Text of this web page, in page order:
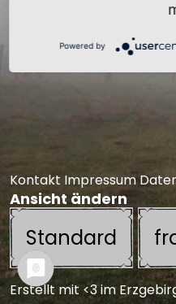
Kontakt Impressum
Ansicht ändern
Standard
Erstellt mit <3 im
Powered by